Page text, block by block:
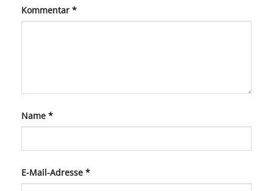
Kommentar *
Name *
E-Mail-Adresse *